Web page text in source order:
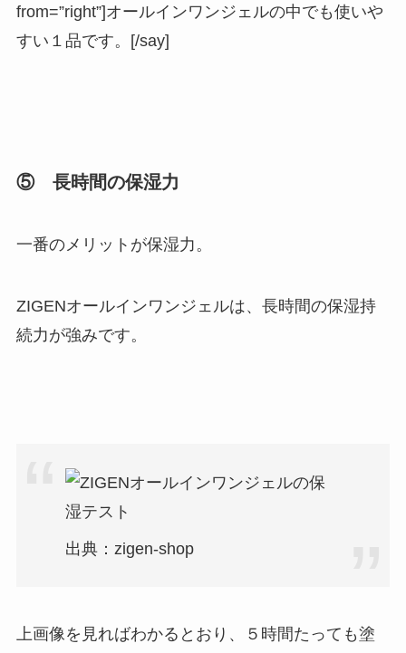
from=”right”]オールインワンジェルの中でも使いや
すい１品です。[/say]
⑤ 長時間の保湿力
一番のメリットが保湿力。
ZIGENオールインワンジェルは、長時間の保湿持
続力が強みです。
出典：zigen-shop
上画像を見ればわかるとおり、
５時間たっても塗